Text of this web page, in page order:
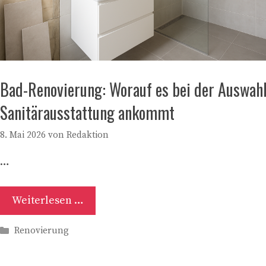
Bad-Renovierung: Worauf es bei der
Sanitärausstattung ankommt
8. Mai 2026 von Redaktion
…
Weiterlesen …
Kategorien
Renovierung